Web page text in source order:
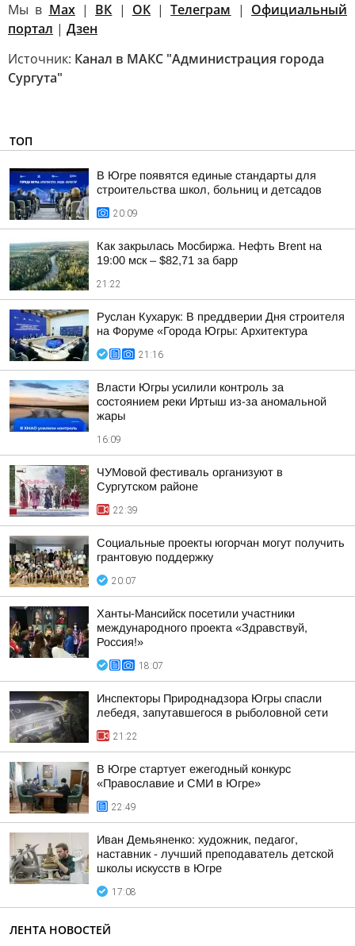
Мы в Max| ВК | ОК|Телеграм | Официальный
портал | Дзен
Источник: Канал в МАКС "Администрация города
Сургута"
ТОП
В Югре появятся единые стандарты для
строительства школ, больниц и детсадов
20:09
Как закрылась Мосбиржа. Нефть Brent на
19:00 мск – $82,71 за барр
21:22
Руслан Кухарук: В преддверии Дня строителя
на Форуме «Города Югры: Архитектура
21:16
Власти Югры усилили контроль за
состоянием реки Иртыш из-за аномальной
жары
16:09
ЧУМовой фестиваль организуют в
Сургутском районе
22:39
Социальные проекты югорчан могут получить
грантовую поддержку
20:07
Ханты-Мансийск посетили участники
международного проекта «Здравствуй,
Россия!»
18:07
Инспекторы Природнадзора Югры спасли
лебедя, запутавшегося в рыболовной сети
21:22
В Югре стартует ежегодный конкурс
«Православие и СМИ в Югре»
22:49
Иван Демьяненко: художник, педагог,
наставник - лучший преподаватель детской
школы искусств в Югре
17:08
ЛЕНТА НОВОСТЕЙ